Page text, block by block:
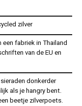
zilver
fabriek in Thailand
van de EU en
donkerder
als je hangry bent.
beetje zilverpoets.